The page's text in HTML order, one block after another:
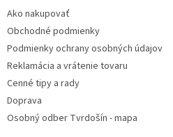
Ako nakupovať
Obchodné podmienky
Podmienky ochrany osobných údajov
Reklamácia a vrátenie tovaru
Cenné tipy a rady
Doprava
Osobný odber Tvrdošín - mapa